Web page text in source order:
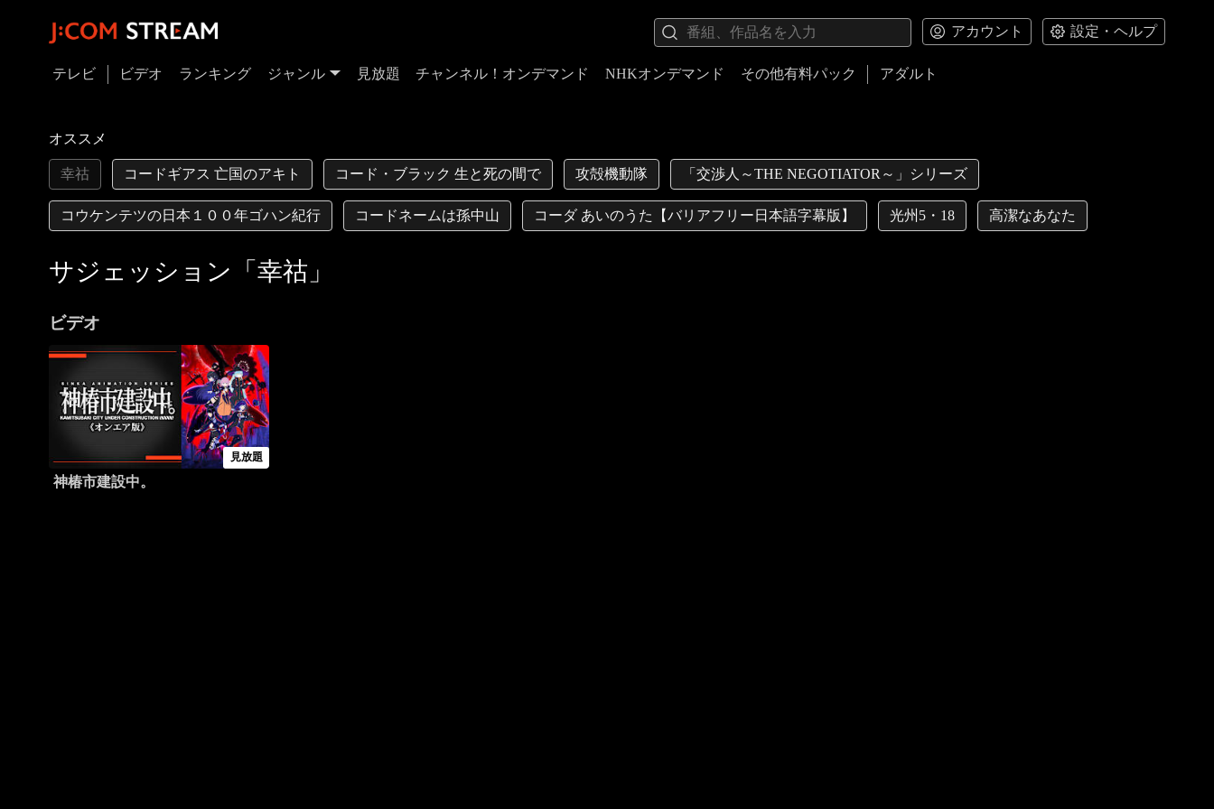
アカウント 設定・ヘルプ
テレビ ビデオ ランキング ジャンル 見放題 チャンネル！オンデマンド NHKオンデマンド その他有料パック アダルト
オススメ
幸祜 コードギアス 亡国のアキト コード・ブラック 生と死の間で 攻殻機動隊 「交渉人～THE NEGOTIATOR～」シリーズ
コウケンテツの日本１００年ゴハン紀行 コードネームは孫中山 コーダ あいのうた【バリアフリー日本語字幕版】 光州5・18 高潔なあなた
サジェッション「幸祜」
ビデオ
見放題
神椿市建設中。